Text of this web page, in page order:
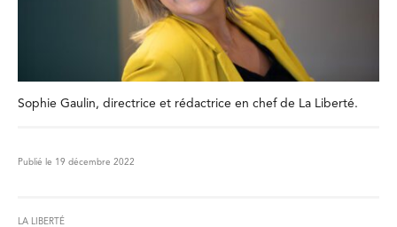
Sophie Gaulin, directrice et rédactrice en chef de La Liberté.
Publié le 19 décembre 2022
LA LIBERTÉ